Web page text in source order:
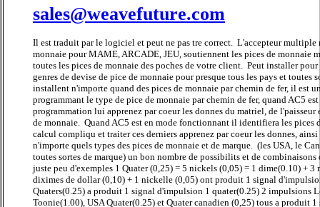
sales@weavefuture.com
Il est traduit par le logiciel et peut ne pas tre correct. L'accepteur multiple
monnaie pour MAME, ARCADE, JEU, soutiennent les pices de monnaie
toutes les pices de monnaie des poches de votre client. Peut installer
genres de devise de pice de monnaie pour presque tous les pays et toutes
installent n'importe quand des pices de monnaie par chemin de fer, il est
programmant le type de pice de monnaie par chemin de fer, quand AC5
programmation lui apprenez par coeur les donnes du matriel, de l'paisseur
de monnaie. Quand AC5 est en mode fonctionnant il identifiera les pices
calcul compliqu et traiter ces derniers apprenez par coeur les donnes,
n'importe quels types des pices de monnaie et de marque. (les USA, le
toutes sortes de marque) un bon nombre de possibilits et de
juste peu d'exemples 1 Quater (0,25) = 5 nickels (0,05) = 1 dime(0.10) + 3
diximes de dollar (0,10) + 1 nickelle (0,05) ont produit 1 signal
Quaters(0.25) a produit 1 signal d'impulsion 1 quater(0.25) 2 impulsions
Toonie(1.00), USA Quater(0.25) et Quater canadien (0,25) tous a produit 1